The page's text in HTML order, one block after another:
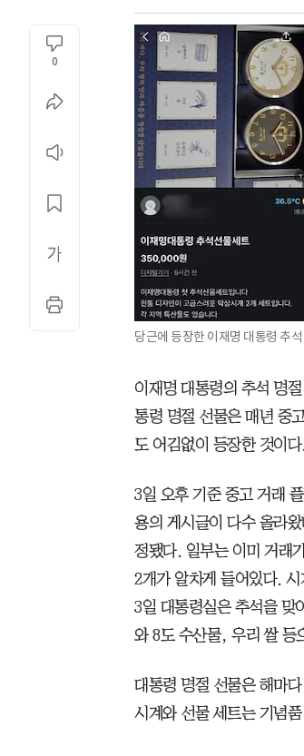
0
당근에 등장한 이재명 대통령 추
이재명 대통령의 추석 명
통령 명절 선물은 매년 중
도 어김없이 등장한 것이다.
3일 오후 기준 중고 거래
용의 게시글이 다수 올라
정됐다. 일부는 이미 거래
2개가 알차게 들어있다.
3일 대통령실은 추석을 맞
와 8도 수산물, 우리 쌀 등
대통령 명절 선물은 해마
시계와 선물 세트는 기념